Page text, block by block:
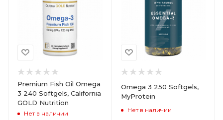
Premium Fish Oil Omega
3 240 Softgels, California
GOLD Nutrition
Нет в наличии
Omega 3 250 Softgels,
MyProtein
Нет в наличии